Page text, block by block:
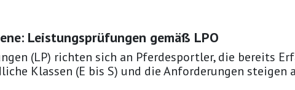
Leistungsprüfungen gemäß LPO
(LP) richten sich an Pferdesportler, die bereits
Klassen (E bis S) und die Anforderungen